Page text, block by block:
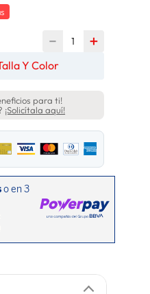
＋
－
Y Color
para ti!
¡Solicítala aquí!